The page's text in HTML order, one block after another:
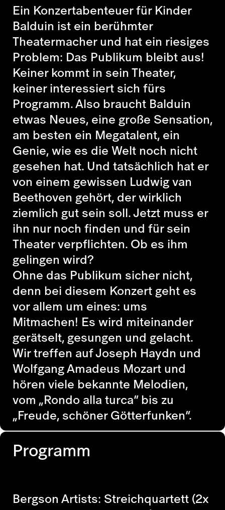
Ein Konzertabenteuer für Kinder
Balduin ist ein berühmter
Theatermacher und hat ein riesiges
Problem: Das Publikum bleibt aus!
Keiner kommt in sein Theater,
keiner interessiert sich fürs
Programm. Also braucht Balduin
etwas Neues, eine große Sensation,
am besten ein Megatalent, ein
Genie, wie es die Welt noch nicht
gesehen hat. Und tatsächlich hat er
von einem gewissen Ludwig van
Beethoven gehört, der wirklich
ziemlich gut sein soll. Jetzt muss er
ihn nur noch finden und für sein
Theater verpflichten. Ob es ihm
gelingen wird?
Ohne das Publikum sicher nicht,
denn bei diesem Konzert geht es
vor allem um eines: ums
Mitmachen! Es wird miteinander
gerätselt, gesungen und gelacht.
Wir treffen auf Joseph Haydn und
Wolfgang Amadeus Mozart und
hören viele bekannte Melodien,
vom „Rondo alla turca“ bis zu
„Freude, schöner Götterfunken“.
Programm
Bergson Artists: Streichquartett (2x